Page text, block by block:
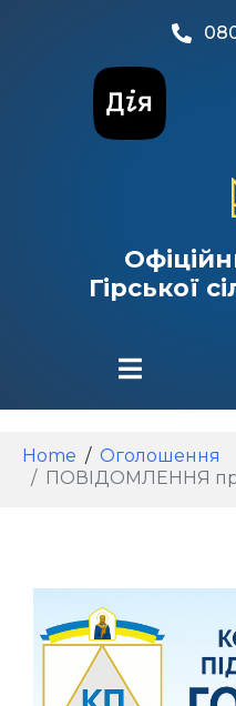
Гірської
Home
Оголошення
ПОВІДОМЛЕННЯ про намір встановлення тарифів на